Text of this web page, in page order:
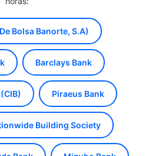
Bolsa Banorte, S.A)
Barclays Bank
Piraeus Bank
Building Society